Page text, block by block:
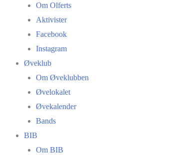
Om Olferts
Aktivister
Facebook
Instagram
Øveklub
Om Øveklubben
Øvelokalet
Øvekalender
Bands
BIB
Om BIB